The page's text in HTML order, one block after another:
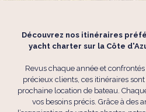
Découvrez nos itinéraires
yacht charter sur la Côte
Revus chaque année et
précieux clients, ces itinéraires
prochaine location de bateau.
vos besoins précis. Grâce à des